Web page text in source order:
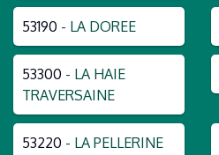
53190 - LA DOREE
53300 - LA HAIE
TRAVERSAINE
53220 - LA PELLERINE